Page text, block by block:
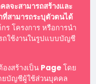
จะสามารถสร้างและ
ที่สามารถระบุตัวตนได้
โครงการ หรือการนำ
ถใช้งานในรูปแบบบัญชี
งสร้างเป็น Pageโดย
ยบัญชีผู้ใช้ส่วนบุคคล